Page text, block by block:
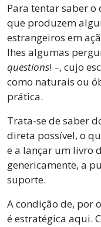
Para tentar saber o
que produzem
estrangeiros em
lhes algumas
questions! –, cujo
como naturais ou
prática.
Trata-se de saber
direta possível, o
e a lançar um livro
genericamente, a
suporte.
A condição de, por
é estratégica aqui.